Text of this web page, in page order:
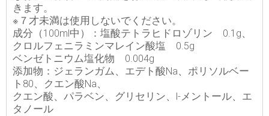
きます。
※７才未満は使用しないでください。
成分（100ml中）：塩酸テトラヒドロゾリン 0.1g、
クロルフェニラミンマレイン酸塩 0.5g
ベンゼトニウム塩化物 0.004g
添加物：ジェランガム、エデト酸Na、ポリソルベー
ト80、クエン酸Na、
クエン酸、パラベン、グリセリン、l-メントール、エ
タノール